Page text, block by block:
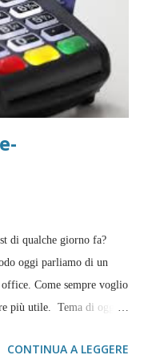
non ...
di qualche giorno fa?
oggi parliamo di un
Come sempre voglio
più utile. Tema di oggi?
credito per diverse ragioni,
CONTINUA A LEGGERE